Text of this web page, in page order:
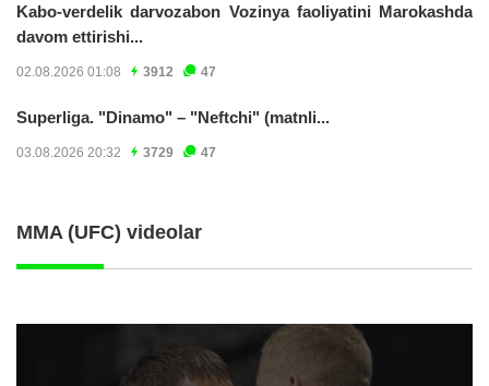
Kabo-verdelik darvozabon Vozinya faoliyatini Marokashda
davom ettirishi...
02.08.2026 01:08 3912 47
Superliga. "Dinamo" – "Neftchi" (matnli...
03.08.2026 20:32 3729 47
MMA (UFC) videolar